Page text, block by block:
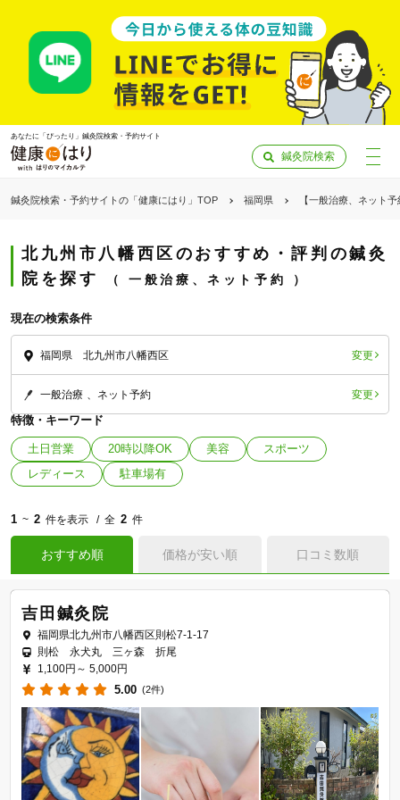
あなたに「ぴったり」鍼灸院検索・予約サイト
鍼灸院検索
鍼灸院検索・予約サイトの「健康にはり」TOP 福岡県 【一般治療、ネット
北九州市八幡西区のおすすめ・評判の鍼灸
院を探す
一般治療、ネット予約
現在の検索条件
福岡県 北九州市八幡西区 変更
一般治療 ネット予約 変更
特徴・キーワード
土日営業 20時以降OK 美容
スポーツ
レディース
駐車場有
1 ~ 2 件を表示 全 2 件
おすすめ順 価格が安い順 口コミ数順
吉田鍼灸院
福岡県北九州市八幡西区則松7-1-17
則松 永犬丸 三ヶ森 折尾
1,100円～ 5,000円
5.00 (2件)
「健康にはりを見た」